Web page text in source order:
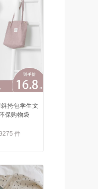
挎包学生文
保购物袋
件